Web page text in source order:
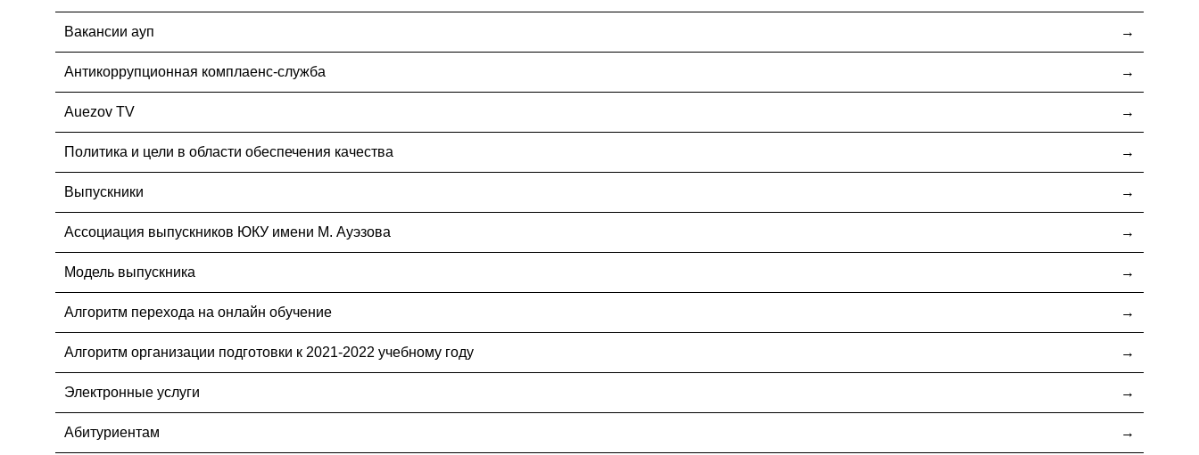
Вакансии ауп
Антикоррупционная комплаенс-служба
Auezov TV
Политика и цели в области обеспечения качества
Выпускники
Ассоциация выпускников ЮКУ имени М. Ауэзова
Модель выпускника
Алгоритм перехода на онлайн обучение
Алгоритм организации подготовки к 2021-2022 учебному году
Электронные услуги
Абитуриентам